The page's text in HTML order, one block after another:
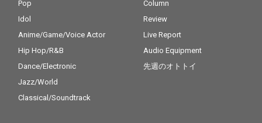
Pop
Idol
Anime/Game/Voice Actor
Hip Hop/R&B
Dance/Electronic
Jazz/World
Classical/Soundtrack
Column
Review
Live Report
Audio Equipment
先週のオトトイ